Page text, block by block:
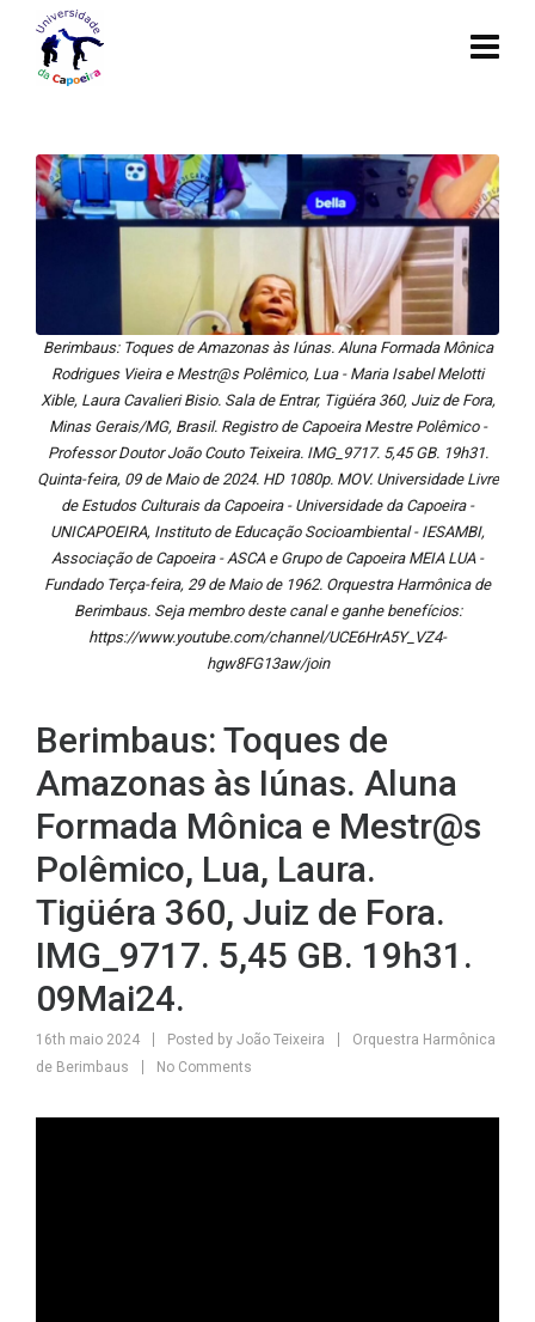
Berimbaus: Toques de Amazonas às Iúnas. Aluna Formada Mônica
Rodrigues Vieira e Mestr@s Polêmico, Lua - Maria Isabel Melotti
Xible, Laura Cavalieri Bisio. Sala de Entrar, Tigüéra 360, Juiz de Fora,
Minas Gerais/MG, Brasil. Registro de Capoeira Mestre Polêmico -
Professor Doutor João Couto Teixeira. IMG_9717. 5,45 GB. 19h31.
Quinta-feira, 09 de Maio de 2024. HD 1080p. MOV. Universidade Livre
de Estudos Culturais da Capoeira - Universidade da Capoeira -
UNICAPOEIRA, Instituto de Educação Socioambiental - IESAMBI,
Associação de Capoeira - ASCA e Grupo de Capoeira MEIA LUA -
Fundado Terça-feira, 29 de Maio de 1962. Orquestra Harmônica de
Berimbaus. Seja membro deste canal e ganhe benefícios:
https://www.youtube.com/channel/UCE6HrA5Y_VZ4-
hgw8FG13aw/join
Berimbaus: Toques de
Amazonas às Iúnas. Aluna
Formada Mônica e Mestr@s
Polêmico, Lua, Laura.
Tigüéra 360, Juiz de Fora.
IMG_9717. 5,45 GB. 19h31.
09Mai24.
16th maio 2024 Posted by João Teixeira
Orquestra Harmônica
de Berimbaus
No Comments